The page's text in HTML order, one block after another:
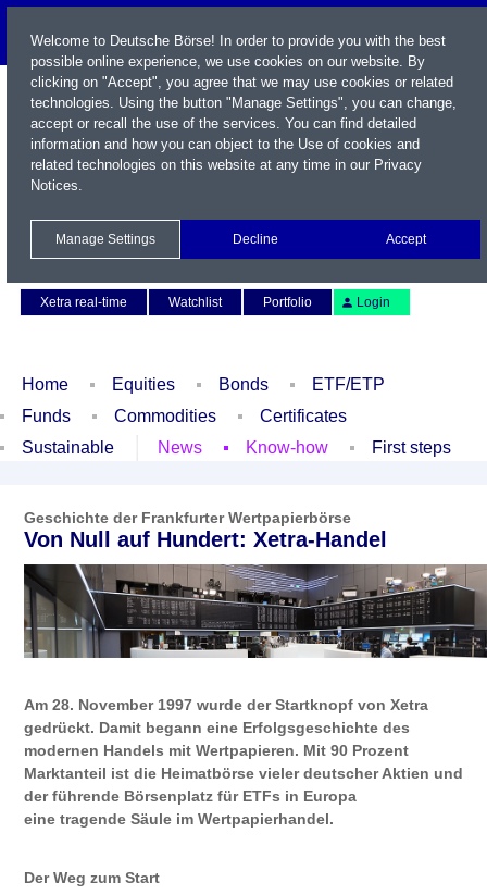
Xetra real-time
Watchlist Portfolio Login
Home Equities Bonds
ETF/ETP
Funds
Commodities
Certificates
Sustainable
News Know-how First steps
Geschichte der Frankfurter Wertpapierbörse
Von Null auf Hundert: Xetra-Handel
Am 28. November 1997 wurde der Startknopf von Xetra
gedrückt. Damit begann eine Erfolgsgeschichte des
modernen Handels mit Wertpapieren. Mit 90 Prozent
Marktanteil ist die Heimatbörse vieler deutscher Aktien und
der führende Börsenplatz für ETFs in Europa
eine tragende Säule im Wertpapierhandel.
Der Weg zum Start
Welcome to Deutsche Börse! In order to provide you with the best
possible online experience, we use cookies on our website. By
clicking on "Accept", you agree that we may use cookies or related
technologies. Using the button "Manage Settings", you can change,
accept or recall the use of the services. You can find detailed
information and how you can object to the Use of cookies and
related technologies on this website at any time in our Privacy
Notices.
Manage Settings Decline Accept